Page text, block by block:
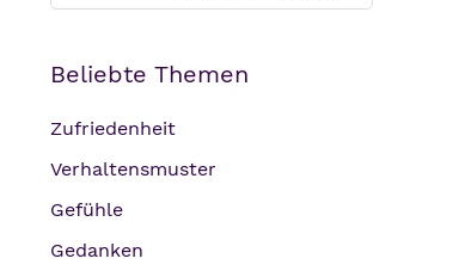
Beliebte Themen
Zufriedenheit
Verhaltensmuster
Gefühle
Gedanken